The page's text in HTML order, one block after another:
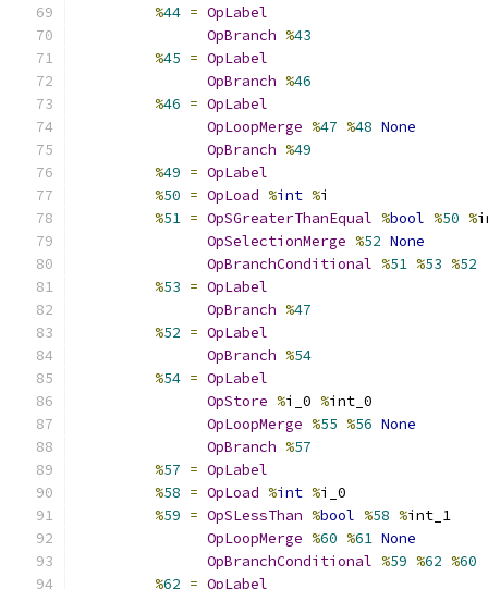
%44 = OpLabel
OpBranch %43
%45 = OpLabel
OpBranch %46
%46 = OpLabel
OpLoopMerge %47 %48 None
OpBranch %49
%49 = OpLabel
%50 = OpLoad %int %i
%51 = OpSGreaterThanEqual %bool %50 %
OpSelectionMerge %52 None
OpBranchConditional %51 %53 %52
%53 = OpLabel
OpBranch %47
%52 = OpLabel
OpBranch %54
%54 = OpLabel
OpStore %i_0 %int_0
OpLoopMerge %55 %56 None
OpBranch %57
%57 = OpLabel
%58 = OpLoad %int %i_0
%59 = OpSLessThan %bool %58 %int_1
OpLoopMerge %60 %61 None
OpBranchConditional %59 %62 %60
%62 = OpLabel